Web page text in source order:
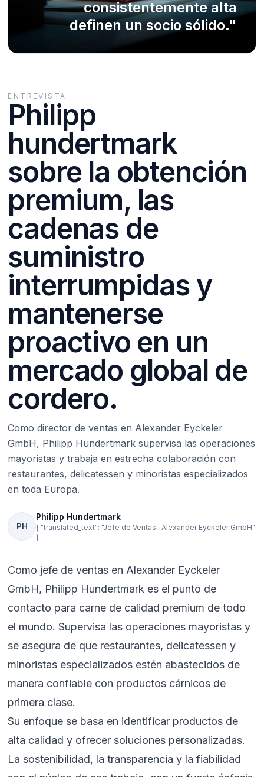
consistentemente alta
definen un socio sólido."
ENTREVISTA
Philipp
hundertmark
sobre la obtención
premium, las
cadenas de
suministro
interrumpidas y
mantenerse
proactivo en un
mercado global de
cordero.
Como director de ventas en Alexander Eyckeler
GmbH, Philipp Hundertmark supervisa las operaciones
mayoristas y trabaja en estrecha colaboración con
restaurantes, delicatessen y minoristas especializados
en toda Europa.
PH
Philipp Hundertmark
{ "translated_text": "Jefe de Ventas · Alexander Eyckeler GmbH"
}
Como jefe de ventas en Alexander Eyckeler
GmbH, Philipp Hundertmark es el punto de
contacto para carne de calidad premium de todo
el mundo. Supervisa las operaciones mayoristas y
se asegura de que restaurantes, delicatessen y
minoristas especializados estén abastecidos de
manera confiable con productos cárnicos de
primera clase.
Su enfoque se basa en identificar productos de
alta calidad y ofrecer soluciones personalizadas.
La sostenibilidad, la transparencia y la fiabilidad